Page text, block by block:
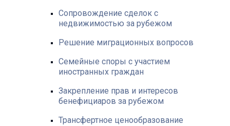
Сопровождение сделок с
недвижимостью за рубежом
Решение миграционных вопросов
Семейные споры с участием
иностранных граждан
Закрепление прав и интересов
бенефициаров за рубежом
Трансфертное ценообразование